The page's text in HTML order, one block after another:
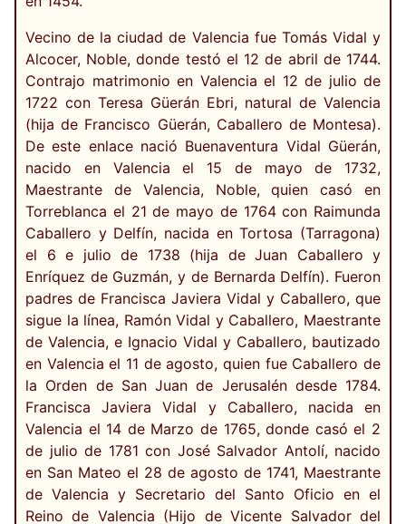
Vecino de la ciudad de Valencia fue Tomás Vidal y
Alcocer, Noble, donde testó el 12 de abril de 1744.
Contrajo matrimonio en Valencia el 12 de julio de
1722 con Teresa Güerán Ebri, natural de Valencia
(hija de Francisco Güerán, Caballero de Montesa).
De este enlace nació Buenaventura Vidal Güerán,
nacido en Valencia el 15 de mayo de 1732,
Maestrante de Valencia, Noble, quien casó en
Torreblanca el 21 de mayo de 1764 con Raimunda
Caballero y Delfín, nacida en Tortosa (Tarragona)
el 6 e julio de 1738 (hija de Juan Caballero y
Enríquez de Guzmán, y de Bernarda Delfín). Fueron
padres de Francisca Javiera Vidal y Caballero, que
sigue la línea, Ramón Vidal y Caballero, Maestrante
de Valencia, e Ignacio Vidal y Caballero, bautizado
en Valencia el 11 de agosto, quien fue Caballero de
la Orden de San Juan de Jerusalén desde 1784.
Francisca Javiera Vidal y Caballero, nacida en
Valencia el 14 de Marzo de 1765, donde casó el 2
de julio de 1781 con José Salvador Antolí, nacido
en San Mateo el 28 de agosto de 1741, Maestrante
de Valencia y Secretario del Santo Oficio en el
Reino de Valencia (Hijo de Vicente Salvador del